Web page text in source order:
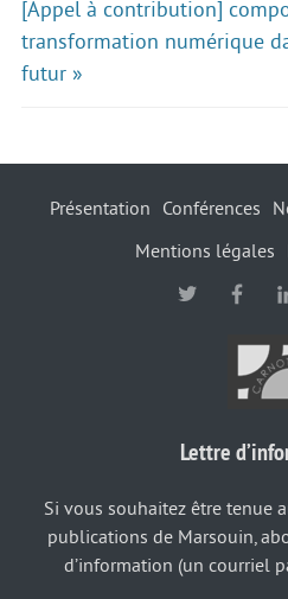
[Appel à contribution]
transformation numérique
futur »
Présentation Conférences
Mentions légales
Lettre
Si vous souhaitez être tenue
publications de Marsouin,
d’information (un courriel